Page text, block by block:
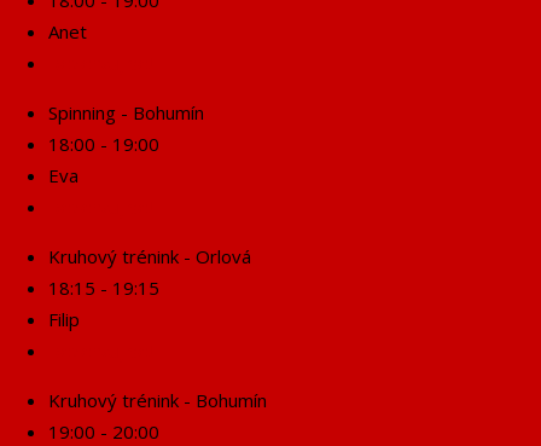
Anet
Spinning - Bohumín
18:00 - 19:00
Eva
Kruhový trénink - Orlová
18:15 - 19:15
Filip
Kruhový trénink - Bohumín
19:00 - 20:00